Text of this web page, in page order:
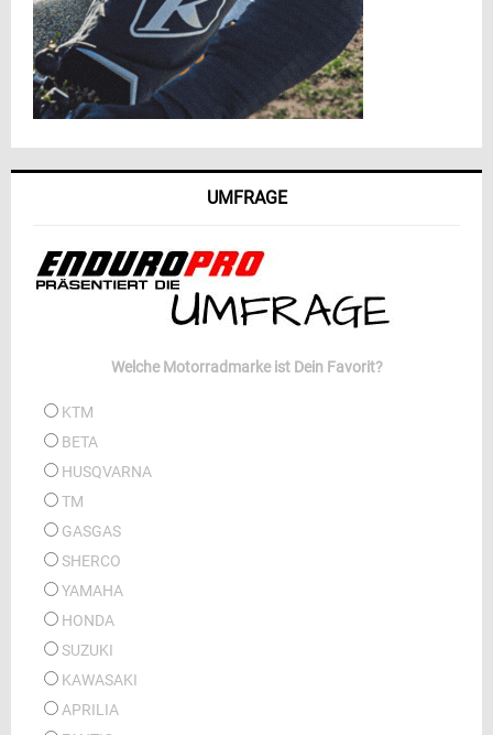
UMFRAGE
Welche Motorradmarke ist Dein Favorit?
KTM
BETA
HUSQVARNA
TM
GASGAS
SHERCO
YAMAHA
HONDA
SUZUKI
KAWASAKI
APRILIA